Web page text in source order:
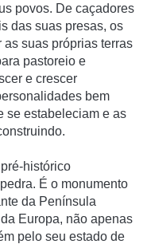
povos. De caçadores
das suas presas, os
suas próprias terras
pastoreio e
e crescer
bem
se estabeleciam e as
histórico
É o monumento
da Pení­nsula
Europa, não apenas
pelo seu estado de